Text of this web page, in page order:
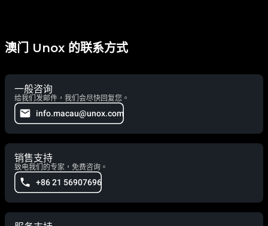
澳门 Unox 的联系方式
一般咨询
给我们发邮件，我们会尽快回复您。
info.macau@unox.com
销售支持
致电我们的专家，免费咨询。
+86 21 56907696